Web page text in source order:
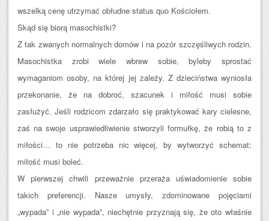
wszelką cenę utrzymać obłudne status quo Kościołem.
Skąd się biorą masochistki?
Z tak zwanych normalnych domów i na pozór szczęśliwych rodzin.
Masochistka zrobi wiele wbrew sobie, byleby sprostać
wymaganiom osoby, na której jej zależy. Z dzieciństwa wyniosła
przekonanie, że na dobroć, szacunek i miłość musi sobie
zasłużyć. Jeśli rodzicom zdarzało się praktykować kary cielesne,
zaś na swoje usprawiedliwienie stworzyli formułkę, że robią to z
miłości… to nie potrzeba nic więcej, by wytworzyć schemat:
miłość musi boleć.
W pierwszej chwili przeważnie przeraża uświadomienie sobie
takich preferencji. Nasze umysły, zdominowane pojęciami
„wypada” i „nie wypada”, niechętnie przyznają się, że oto właśnie